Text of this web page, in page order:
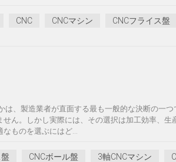
CNC CNCマシン CNCフライス盤
は、製造業者が直面する最も一般的な決断の一
ん。しかし実際には、その選択は加工効率、
ものを選ぶにはど...
CNCボール盤 3軸CNCマシン